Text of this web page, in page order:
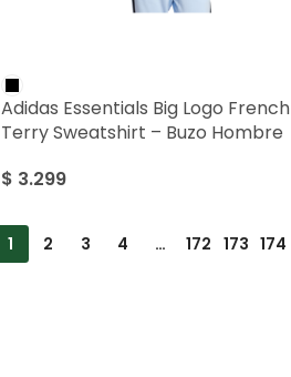
Adidas Essentials Big Logo French
Terry Sweatshirt – Buzo Hombre
$ 3.299
1 2 3 4 … 172 173 174